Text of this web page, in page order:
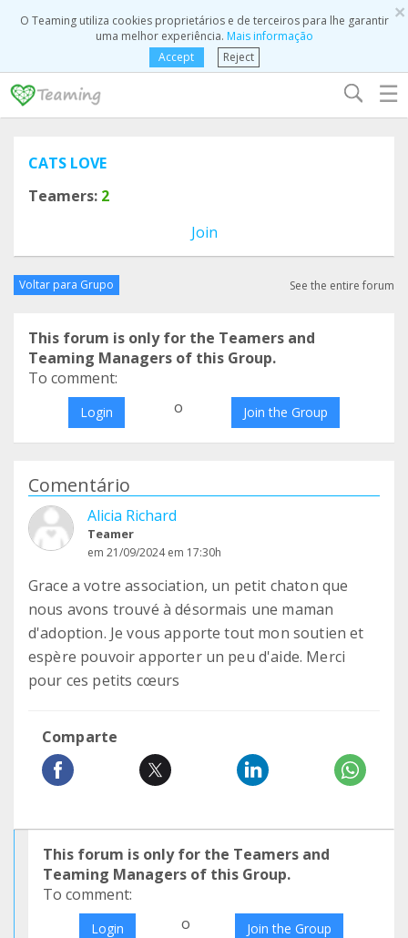
×
O Teaming utiliza cookies proprietários e de terceiros para lhe garantir
uma melhor experiência. Mais informação
Accept
Reject
☰
CATS LOVE
Teamers: 2
Join
Voltar para Grupo See the entire forum
This forum is only for the Teamers and
Teaming Managers of this Group.
To comment:
Login o Join the Group
Comentário
Alicia Richard
Teamer
em 21/09/2024 em 17:30h
Grace a votre association, un petit chaton que
nous avons trouvé à désormais une maman
d'adoption. Je vous apporte tout mon soutien et
espère pouvoir apporter un peu d'aide. Merci
pour ces petits cœurs
Comparte
This forum is only for the Teamers and
Teaming Managers of this Group.
To comment:
Login o Join the Group